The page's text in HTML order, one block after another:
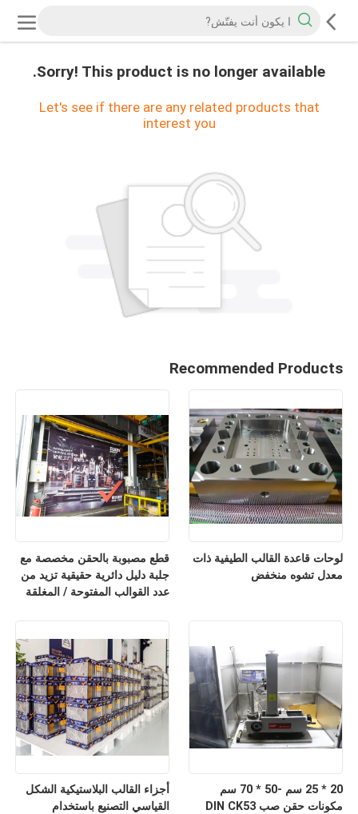
Sorry! This product is no longer available.
Let's see if there are any related products that
interest you
Recommended Products
قطع مصبوبة بالحقن مخصصة مع
جلبة دليل دائرية حقيقية تزيد من
عدد القوالب المفتوحة / المغلقة
لوحات قاعدة القالب الطيفية ذات
معدل تشوه منخفض
أجزاء القالب البلاستيكية الشكل
القياسي التصنيع باستخدام
20 * 25 سم -50 * 70 سم
مكونات حقن صب DIN CK53